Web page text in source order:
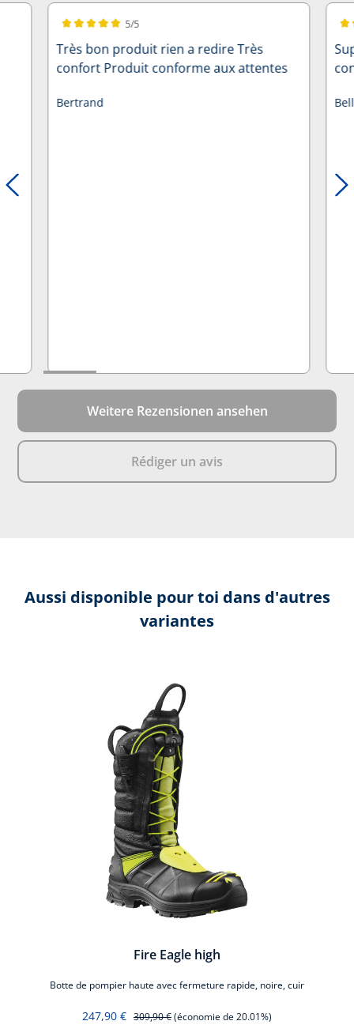
5/5
Très bon produit rien a redire Très
confort Produit conforme aux attentes
Bertrand
Weitere Rezensionen ansehen
Rédiger un avis
Aussi disponible pour toi dans d'autres
variantes
Fire Eagle high
Botte de pompier haute avec fermeture rapide, noire, cuir
247,90 € 309,90 €(économie de 20.01%)